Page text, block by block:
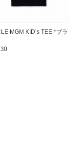
MGM KID’s TEE *ブラ